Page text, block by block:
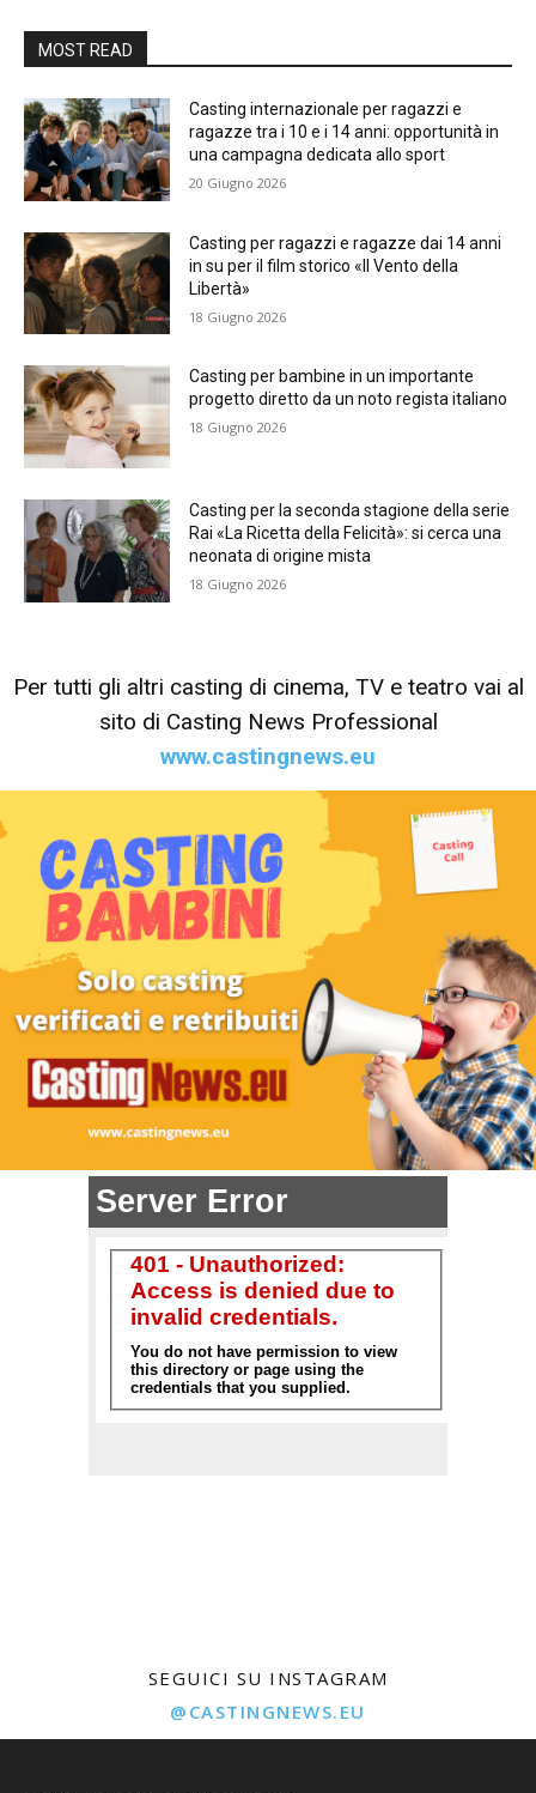
MOST READ
Casting internazionale per ragazzi e
ragazze tra i 10 e i 14 anni: opportunità in
una campagna dedicata allo sport
20 Giugno 2026
Casting per ragazzi e ragazze dai 14 anni
in su per il film storico «Il Vento della
Libertà»
18 Giugno 2026
Casting per bambine in un importante
progetto diretto da un noto regista italiano
18 Giugno 2026
Casting per la seconda stagione della serie
Rai «La Ricetta della Felicità»: si cerca una
neonata di origine mista
18 Giugno 2026
Per tutti gli altri casting di cinema, TV e teatro vai al
sito di Casting News Professional
www.castingnews.eu
SEGUICI SU INSTAGRAM
@CASTINGNEWS.EU